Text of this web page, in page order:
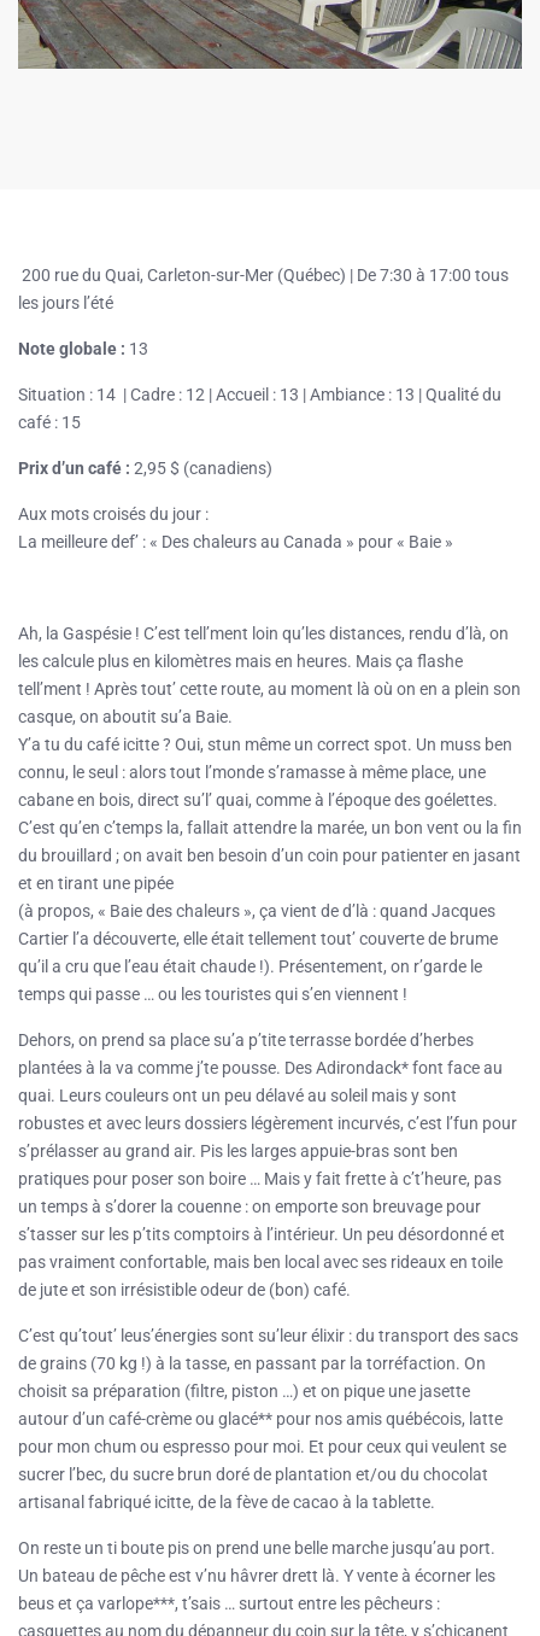
200 rue du Quai, Carleton-sur-Mer (Québec) | De 7:30 à 17:00 tous
les jours l’été
Note globale : 13
Situation : 14 | Cadre : 12 | Accueil : 13 | Ambiance : 13 | Qualité du
café : 15
Prix d’un café : 2,95 $ (canadiens)
Aux mots croisés du jour :
La meilleure def’ : « Des chaleurs au Canada » pour « Baie »
Ah, la Gaspésie ! C’est tell’ment loin qu’les distances, rendu d’là, on
les calcule plus en kilomètres mais en heures. Mais ça flashe
tell’ment ! Après tout’ cette route, au moment là où on en a plein son
casque, on aboutit su’a Baie.
Y’a tu du café icitte ? Oui, stun même un correct spot. Un muss ben
connu, le seul : alors tout l’monde s’ramasse à même place, une
cabane en bois, direct su’l’ quai, comme à l’époque des goélettes.
C’est qu’en c’temps la, fallait attendre la marée, un bon vent ou la fin
du brouillard ; on avait ben besoin d’un coin pour patienter en jasant
et en tirant une pipée
(à propos, « Baie des chaleurs », ça vient de d’là : quand Jacques
Cartier l’a découverte, elle était tellement tout’ couverte de brume
qu’il a cru que l’eau était chaude !). Présentement, on r’garde le
temps qui passe … ou les touristes qui s’en viennent !
Dehors, on prend sa place su’a p’tite terrasse bordée d’herbes
plantées à la va comme j’te pousse. Des Adirondack* font face au
quai. Leurs couleurs ont un peu délavé au soleil mais y sont
robustes et avec leurs dossiers légèrement incurvés, c’est l’fun pour
s’prélasser au grand air. Pis les larges appuie-bras sont ben
pratiques pour poser son boire … Mais y fait frette à c’t’heure, pas
un temps à s’dorer la couenne : on emporte son breuvage pour
s’tasser sur les p’tits comptoirs à l’intérieur. Un peu désordonné et
pas vraiment confortable, mais ben local avec ses rideaux en toile
de jute et son irrésistible odeur de (bon) café.
C’est qu’tout’ leus’énergies sont su’leur élixir : du transport des sacs
de grains (70 kg !) à la tasse, en passant par la torréfaction. On
choisit sa préparation (filtre, piston …) et on pique une jasette
autour d’un café-crème ou glacé** pour nos amis québécois, latte
pour mon chum ou espresso pour moi. Et pour ceux qui veulent se
sucrer l’bec, du sucre brun doré de plantation et/ou du chocolat
artisanal fabriqué icitte, de la fève de cacao à la tablette.
On reste un ti boute pis on prend une belle marche jusqu’au port.
Un bateau de pêche est v’nu hâvrer drett là. Y vente à écorner les
beus et ça varlope***, t’sais … surtout entre les pêcheurs :
casquettes au nom du dépanneur du coin sur la tête, y s’chicanent